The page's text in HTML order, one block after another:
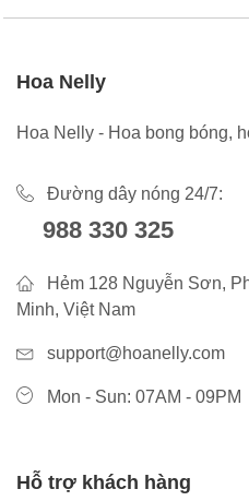
Hoa Nelly
Hoa Nelly - Hoa bong bóng,
Đường dây nóng 24/7:
988 330 325
Hẻm 128 Nguyễn Sơn,
Minh, Việt Nam
support@hoanelly.com
Mon - Sun: 07AM - 09PM
Hỗ trợ khách hàng